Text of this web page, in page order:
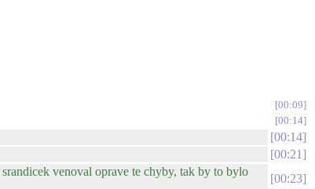
00:09
00:14
00:14
00:21
venoval oprave te chyby, tak by to bylo
00:23